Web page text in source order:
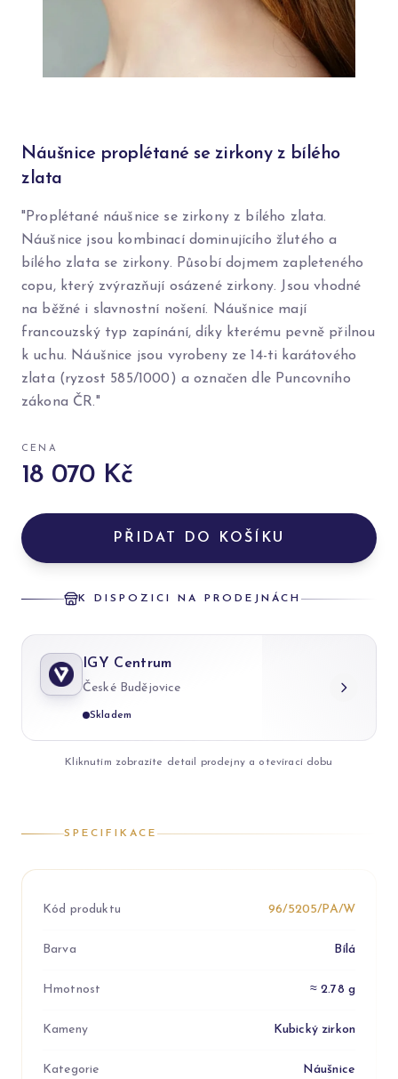
Náušnice proplétané se zirkony z bílého
zlata
"Proplétané náušnice se zirkony z bílého zlata.
Náušnice jsou kombinací dominujícího žlutého a
bílého zlata se zirkony. Působí dojmem zapleteného
copu, který zvýrazňují osázené zirkony. Jsou vhodné
na běžné i slavnostní nošení. Náušnice mají
francouzský typ zapínání, díky kterému pevně přilnou
k uchu. Náušnice jsou vyrobeny ze 14-ti karátového
zlata (ryzost 585/1000) a označen dle Puncovního
zákona ČR."
CENA
18 070 Kč
PŘIDAT DO KOŠÍKU
K DISPOZICI NA PRODEJNÁCH
IGY Centrum
České Budějovice
Skladem
Kliknutím zobrazíte detail prodejny a otevírací dobu
SPECIFIKACE
Kód produktu 96/5205/PA/W
Barva Bílá
Hmotnost ≈ 2.78 g
Kameny Kubický zirkon
Kategorie Náušnice